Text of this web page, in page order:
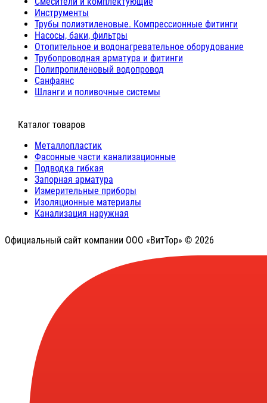
Инструменты
Трубы полиэтиленовые. Компрессионные фитинги
Насосы, баки, фильтры
Отопительное и водонагревательное оборудование
Трубопроводная арматура и фитинги
Полипропиленовый водопровод
Санфаянс
Шланги и поливочные системы
⠀Каталог товаров
Металлопластик
Фасонные части канализационные
Подводка гибкая
Запорная арматура
Измерительные приборы
Изоляционные материалы
Канализация наружная
Официальный сайт компании ООО «ВитТор» © 2026